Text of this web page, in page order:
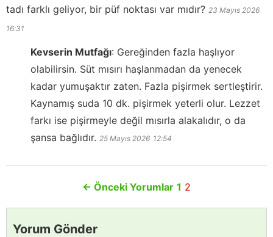
tadı farklı geliyor, bir püf noktası var mıdır? 23 Mayıs 2026
16:31
Kevserin Mutfağı: Gereğinden fazla haşlıyor
olabilirsin. Süt mısırı haşlanmadan da yenecek
kadar yumuşaktır zaten. Fazla pişirmek sertleştirir.
Kaynamış suda 10 dk. pişirmek yeterli olur. Lezzet
farkı ise pişirmeyle değil mısırla alakalıdır, o da
şansa bağlıdır. 25 Mayıs 2026 12:54
← Önceki Yorumlar 1 2
Yorum Gönder